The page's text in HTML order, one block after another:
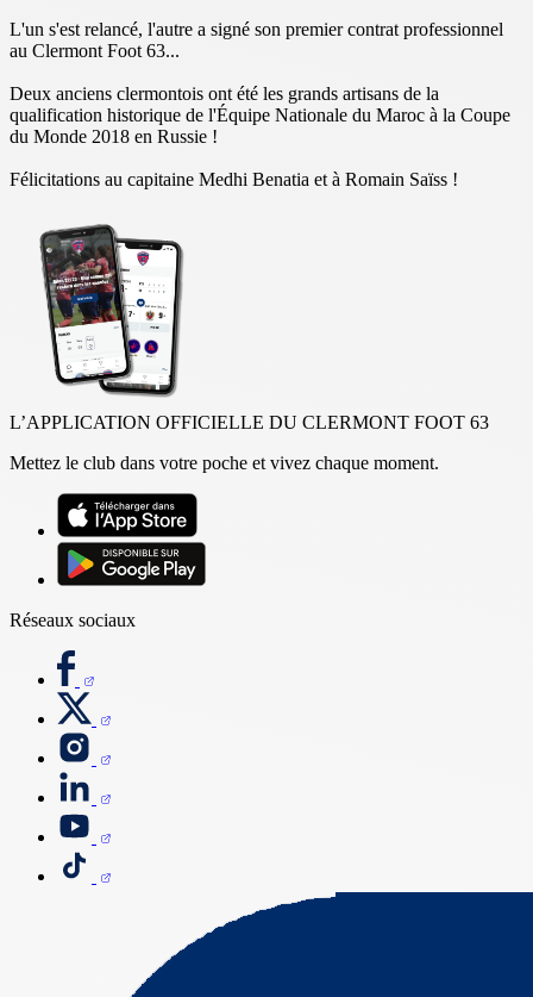
L'un s'est relancé, l'autre a signé son premier contrat professionnel
au Clermont Foot 63...
Deux anciens clermontois ont été les grands artisans de la
qualification historique de l'Équipe Nationale du Maroc à la Coupe
du Monde 2018 en Russie !
Félicitations au capitaine Medhi Benatia et à Romain Saïss !
L’APPLICATION OFFICIELLE DU CLERMONT FOOT 63
Mettez le club dans votre poche et vivez chaque moment.
Réseaux sociaux